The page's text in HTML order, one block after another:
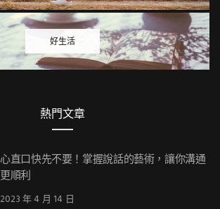
好生活
熱門文章
心直口快先不要！掌握說話的藝術，讓你溝通
更順利
2023 年 4 月 14 日